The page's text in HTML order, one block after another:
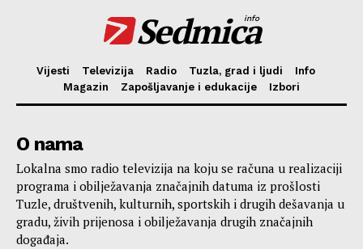
Sedmica
info
Vijesti Televizija Radio Tuzla, grad i ljudi
Info
Magazin
Zapošljavanje i edukacije Izbori
O nama
Lokalna smo radio televizija na koju se računa u realizaciji
programa i obilježavanja značajnih datuma iz prošlosti
Tuzle, društvenih, kulturnih, sportskih i drugih dešavanja u
gradu, živih prijenosa i obilježavanja drugih značajnih
događaja.